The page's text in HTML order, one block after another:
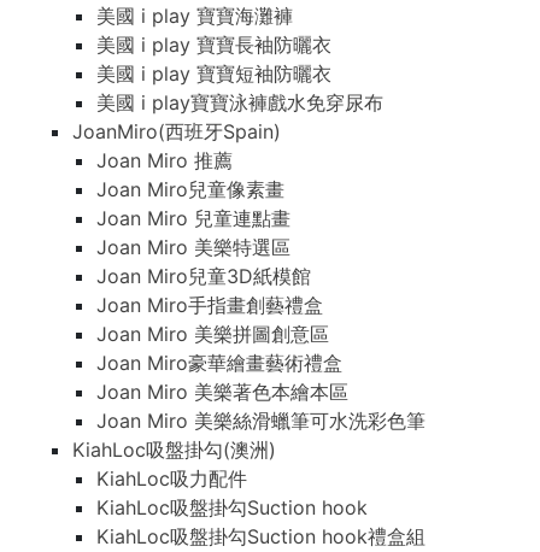
美國 i play 寶寶海灘褲
美國 i play 寶寶長袖防曬衣
美國 i play 寶寶短袖防曬衣
美國 i play寶寶泳褲戲水免穿尿布
JoanMiro(西班牙Spain)
Joan Miro 推薦
Joan Miro兒童像素畫
Joan Miro 兒童連點畫
Joan Miro 美樂特選區
Joan Miro兒童3D紙模館
Joan Miro手指畫創藝禮盒
Joan Miro 美樂拼圖創意區
Joan Miro豪華繪畫藝術禮盒
Joan Miro 美樂著色本繪本區
Joan Miro 美樂絲滑蠟筆可水洗彩色筆
KiahLoc吸盤掛勾(澳洲)
KiahLoc吸力配件
KiahLoc吸盤掛勾Suction hook
KiahLoc吸盤掛勾Suction hook禮盒組